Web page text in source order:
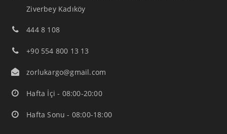
Ziverbey Kadıköy
444 8 108
+90 554 800 13 13
zorlukargo@gmail.com
Hafta İçi - 08:00-20:00
Hafta Sonu - 08:00-18:00